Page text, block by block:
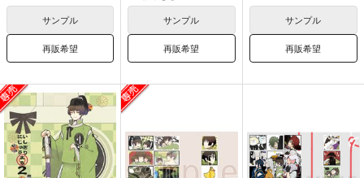
サンプル
再販希望
サンプル
再販希望
サンプル
再販希望